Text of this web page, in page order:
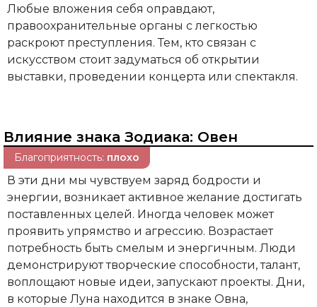
Любые вложения себя оправдают,
правоохранительные органы с легкостью
раскроют преступления. Тем, кто связан с
искусством стоит задуматься об открытии
выставки, проведении концерта или спектакля.
Влияние знака Зодиака: Овен
Благоприятность: плохо
В эти дни мы чувствуем заряд бодрости и
энергии, возникает активное желание достигать
поставленных целей. Иногда человек может
проявить упрямство и агрессию. Возрастает
потребность быть смелым и энергичным. Люди
демонстрируют творческие способности, талант,
воплощают новые идеи, запускают проекты. Дни,
в которые Луна находится в знаке Овна,